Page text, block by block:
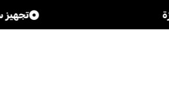
تجهيز سريع للطلبات